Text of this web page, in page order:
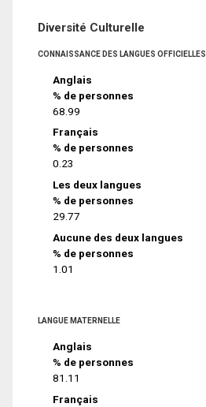
Diversité Culturelle
CONNAISSANCE DES LANGUES OFFICIELLES
Anglais
% de personnes
68.99
Français
% de personnes
0.23
Les deux langues
% de personnes
29.77
Aucune des deux langues
% de personnes
1.01
LANGUE MATERNELLE
Anglais
% de personnes
81.11
Français